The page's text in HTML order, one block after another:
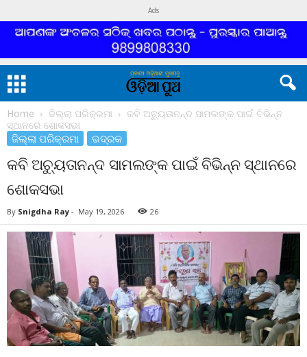
Ads
Home ଜିଲ୍ଲା ପରିକ୍ରମା
କବି ଅଚ୍ୟୁତାନନ୍ଦ ସାମଲଙ୍କ ପାଇଁ ବିଭିନ୍ନ
ସ୍ଥାନରେ ଶୋକସଭା
ଜିଲ୍ଲା ପରିକ୍ରମା ଭଦ୍ରକ
କବି ଅଚ୍ୟୁତାନନ୍ଦ ସାମଲଙ୍କ ପାଇଁ ବିଭିନ୍ନ ସ୍ଥାନରେ
ଶୋକସଭା
By Snigdha Ray - May 19, 2026 26